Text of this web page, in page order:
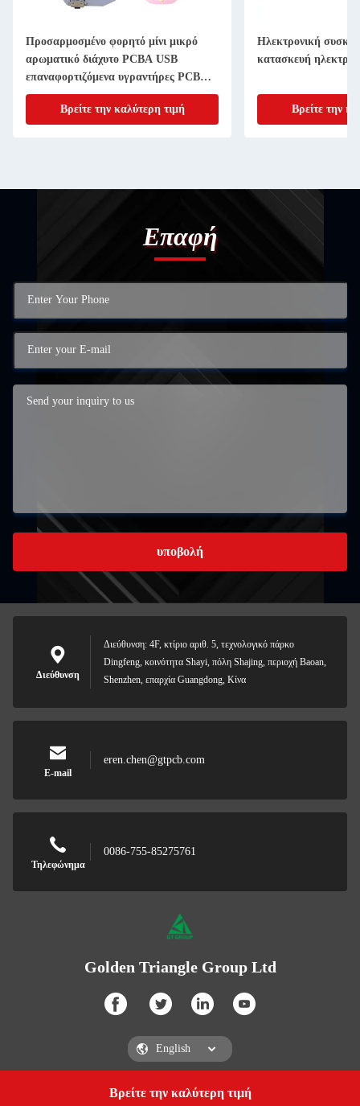
Βρείτε την καλύτερη τιμή
Προσαρμοσμένο φορητό μίνι μικρό
αρωματικό διάχυτο PCBA USB
επαναφορτιζόμενα υγραντήρες PCB
Τυποποιημένο κύκλωμα
Βρείτε την καλύτερη τιμή
Ηλεκτρονική
κατασκευή
Βρείτε την
Επαφή
υποβολή
Διεύθυνση
Διεύθυνση: 4F, κτίριο αριθ. 5, τεχνολογικό πάρκο
Dingfeng, κοινότητα Shayi, πόλη Shajing, περιοχή Baoan,
Shenzhen, επαρχία Guangdong, Κίνα
E-mail
eren.chen@gtpcb.com
Τηλεφώνημα
0086-755-85275761
Golden Triangle Group Ltd
Golden Triangle Group LtdGet a Quote